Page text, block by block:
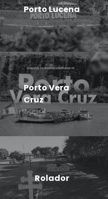
Porto Lucena
Porto Vera
Cruz
Rolador